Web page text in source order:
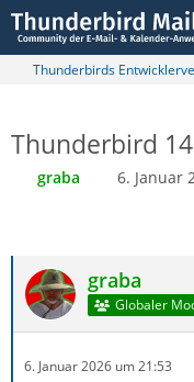
Thunderbirds
Thunderbird
graba 6. Januar
graba
Globaler
6. Januar 2026 um 21:53